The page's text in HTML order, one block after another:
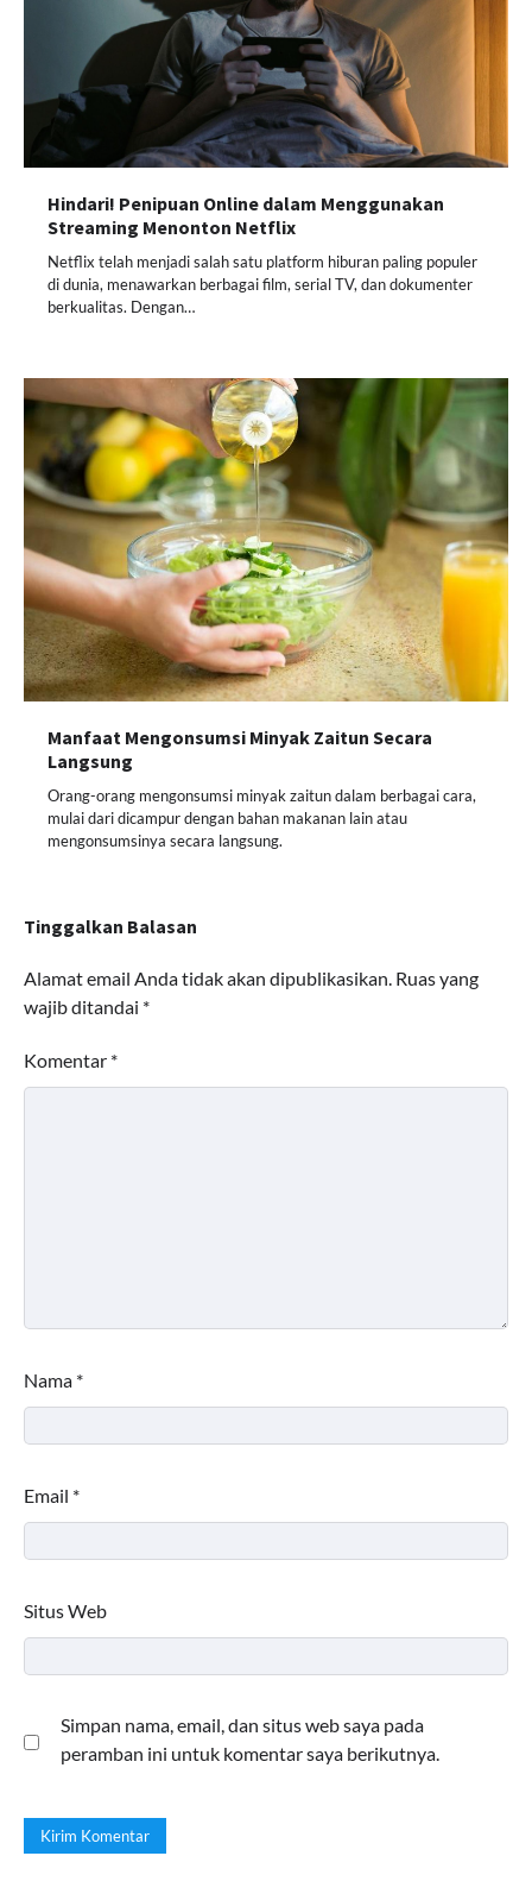
Hindari! Penipuan Online dalam Menggunakan
Streaming Menonton Netflix
Netflix telah menjadi salah satu platform hiburan paling populer
di dunia, menawarkan berbagai film, serial TV, dan dokumenter
berkualitas. Dengan…
Manfaat Mengonsumsi Minyak Zaitun Secara
Langsung
Orang-orang mengonsumsi minyak zaitun dalam berbagai cara,
mulai dari dicampur dengan bahan makanan lain atau
mengonsumsinya secara langsung.
Tinggalkan Balasan
Alamat email Anda tidak akan dipublikasikan. Ruas yang
wajib ditandai *
Komentar *
Nama *
Email *
Situs Web
Simpan nama, email, dan situs web saya pada
peramban ini untuk komentar saya berikutnya.